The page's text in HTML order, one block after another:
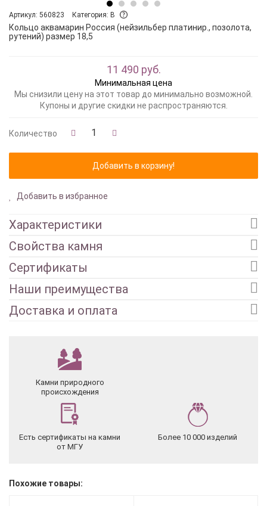
Артикул: 560823 Категория: B
Кольцо аквамарин Россия (нейзильбер платинир., позолота,
рутений) размер 18,5
11 490 руб.
Минимальная цена
Мы снизили цену на этот товар до минимально возможной.
Купоны и другие скидки не распространяются.
Количество
Добавить в избранное
Характеристики
Свойства камня
Сертификаты
Наши преимущества
Доставка и оплата
Камни природного
происхождения
Есть сертификаты на камни
от МГУ
Более 10 000 изделий
Похожие товары: